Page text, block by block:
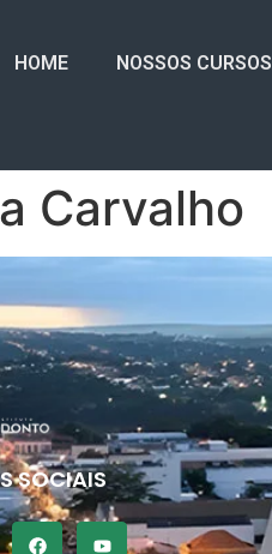
HOME NOSSOS CURSOS
Carvalho
SOCIAIS